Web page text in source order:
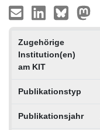
Zugehörige
Institution(en)
am KIT
Publikationstyp
Publikationsjahr